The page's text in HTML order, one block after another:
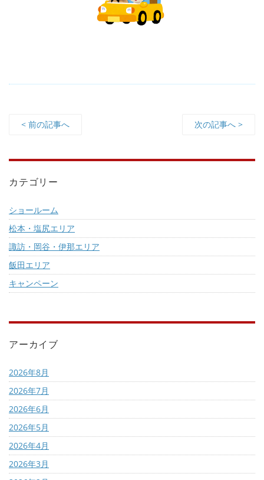
< 前の記事へ 次の記事へ >
カテゴリー
ショールーム
松本・塩尻エリア
諏訪・岡谷・伊那エリア
飯田エリア
キャンペーン
アーカイブ
2026年8月
2026年7月
2026年6月
2026年5月
2026年4月
2026年3月